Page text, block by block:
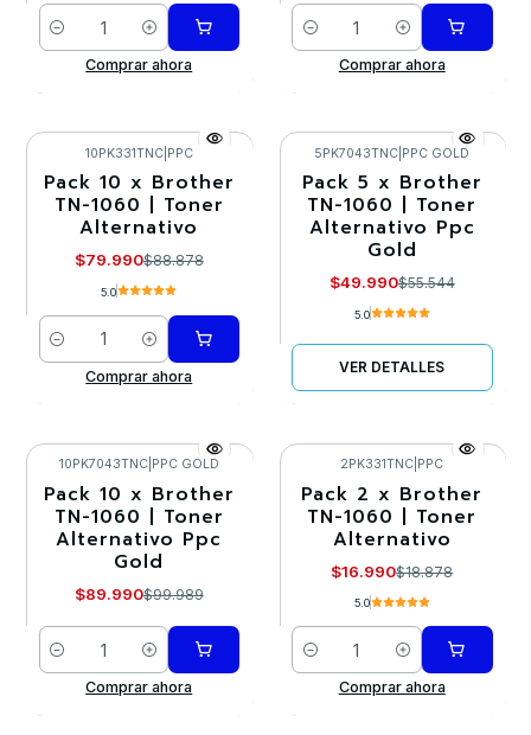
Cantidad
Comprar ahora
Cantidad
Comprar ahora
-10%
10PK331TNC| PPC
Pack 10 x Brother
TN-1060 | Toner
Alternativo
$79.990$88.878
5.0
Cantidad
Comprar ahora
-10%
Agotado
5PK7043TNC PPC GOLD
Pack 5 x Brother
TN-1060 | Toner
Alternativo Ppc
Gold
$49.990$55.544
5.0
VER DETALLES
-10%
10PK7043TNC| PPC GOLD
Pack 10 x Brother
TN-1060 | Toner
Alternativo Ppc
Gold
$89.990$99.989
Cantidad
Comprar ahora
-10%
2PK331TNC PPC
Pack 2 x Brother
TN-1060 | Toner
Alternativo
$16.990$18.878
5.0
Cantidad
Comprar ahora